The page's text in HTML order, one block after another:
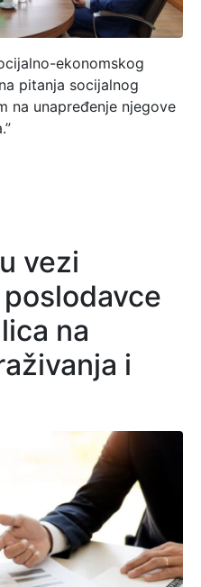
ekonomskog
pitanja socijalnog
na unapređenje njegove
vezi
na
i